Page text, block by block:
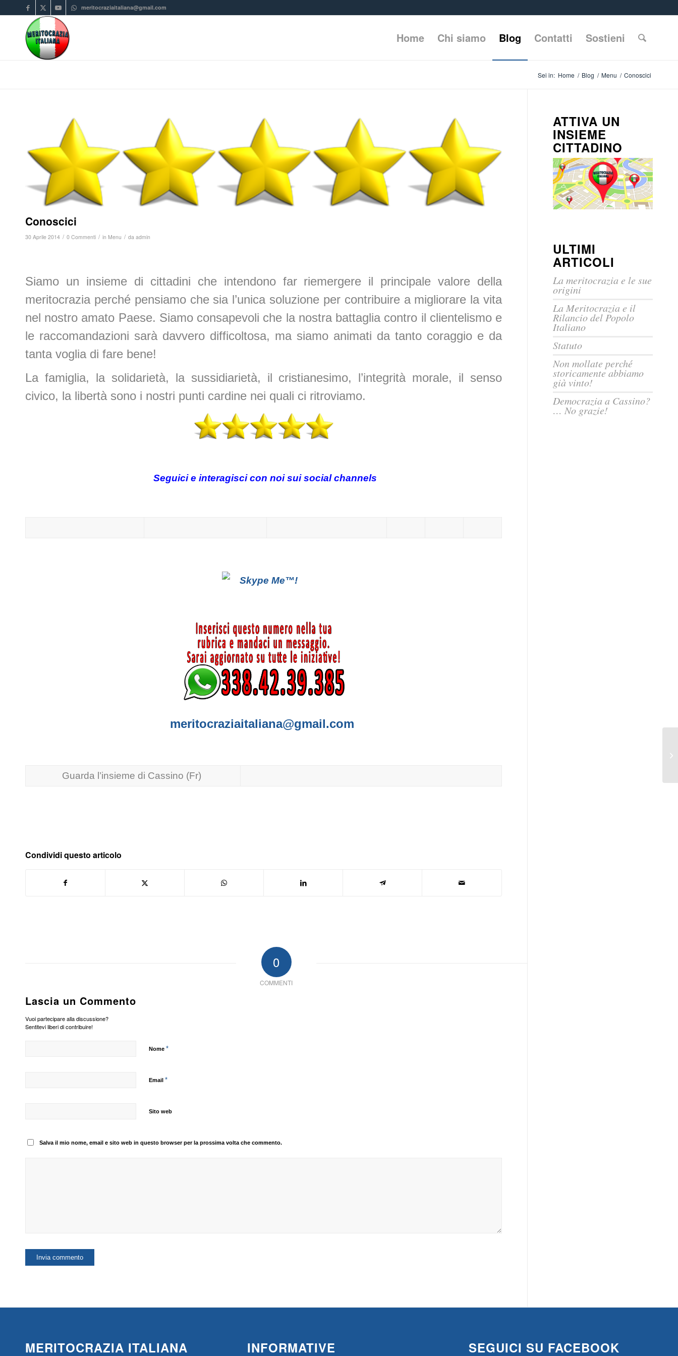
meritocraziaitaliana@gmail.com
Home Chi siamo Blog Contatti Sostieni
Sei in: Home / Blog / Menu / Conoscici
Conoscici
30 Aprile 2014 / 0 Commenti / in Menu / da admin
Siamo un insieme di cittadini che intendono far riemergere il principale valore della
meritocrazia perché pensiamo che sia l’unica soluzione per contribuire a migliorare la vita
nel nostro amato Paese. Siamo consapevoli che la nostra battaglia contro il clientelismo e
le raccomandazioni sarà davvero difficoltosa, ma siamo animati da tanto coraggio e da
tanta voglia di fare bene!
La famiglia, la solidarietà, la sussidiarietà, il cristianesimo, l’integrità morale, il senso
civico, la libertà sono i nostri punti cardine nei quali ci ritroviamo.
Seguici e interagisci con noi sui social channels
meritocraziaitaliana@gmail.com
Guarda l’insieme di Cassino (Fr)
Condividi questo articolo
0
COMMENTI
Lascia un Commento
Vuoi partecipare alla discussione?
Sentitevi liberi di contribuire!
Nome *
Email *
Sito web
Salva il mio nome, email e sito web in questo browser per la prossima volta che commento.
ATTIVA UN
INSIEME
CITTADINO
ULTIMI
ARTICOLI
La meritocrazia e le sue
origini
La Meritocrazia e il
Rilancio del Popolo
Italiano
Statuto
Non mollate perché
storicamente abbiamo
già vinto!
Democrazia a Cassino?
… No grazie!
MERITOCRAZIA ITALIANA INFORMATIVE SEGUICI SU FACEBOOK